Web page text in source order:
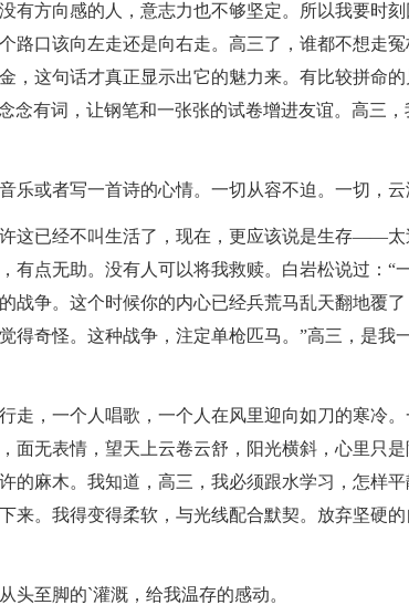
有方向感的人，意志力也不够坚定。所以我要时
路口该向左走还是向右走。高三了，谁都不想走
，这句话才真正显示出它的魅力来。有比较拼命
念有词，让钢笔和一张张的试卷增进友谊。高三
乐或者写一首诗的心情。一切从容不迫。一切，云
这已经不叫生活了，现在，更应该说是生存――太
有点无助。没有人可以将我救赎。白岩松说过：“
争。这个时候你的内心已经兵荒马乱天翻地覆
得奇怪。这种战争，注定单枪匹马。”高三，是我
走，一个人唱歌，一个人在风里迎向如刀的寒冷
面无表情，望天上云卷云舒，阳光横斜，心里只
的麻木。我知道，高三，我必须跟水学习，怎样
来。我得变得柔软，与光线配合默契。放弃坚硬
头至脚的`灌溉，给我温存的感动。